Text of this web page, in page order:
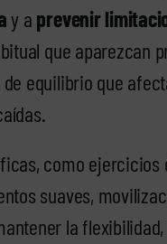
y a prevenir
que aparezcan
equilibrio que
como ejercicios
suaves,
la